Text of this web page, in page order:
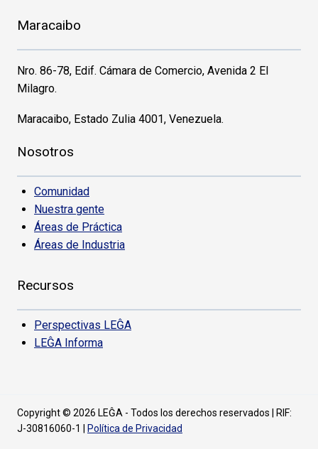
Maracaibo
Nro. 86-78, Edif. Cámara de Comercio, Avenida 2 El
Milagro.
Maracaibo, Estado Zulia 4001, Venezuela.
Nosotros
Comunidad
Nuestra gente
Áreas de Práctica
Áreas de Industria
Recursos
Perspectivas LEĜA
LEĜA Informa
Copyright © 2026 LEĜA - Todos los derechos reservados | RIF:
J-30816060-1 |
Política de Privacidad